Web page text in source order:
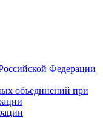
Федерации
объединений при